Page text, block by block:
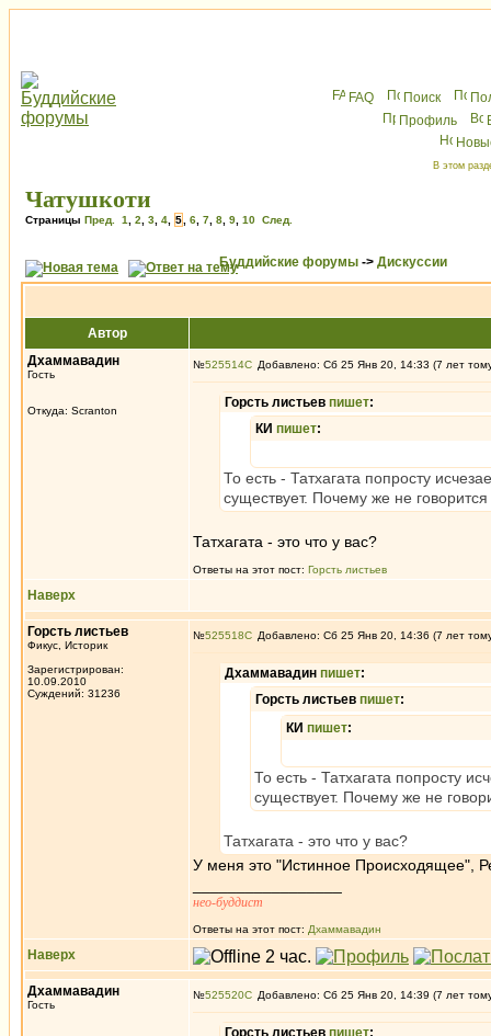
FAQ Поиск
Профиль
В этом
Чатушкоти
Страницы Пред. 1 2 3 4 5 6 7 8 9 10 След.
Буддийские форумы -> Дискуссии
Автор
Дхаммавадин
Гость
Откуда: Scranton
№525514 Добавлено: Сб 25 Янв 20, 14:33 (7 лет
Горсть листьев пишет:
КИ пишет:
То есть - Татхагата попросту
существует. Почему же не
Татхагата - это что у вас?
Ответы на этот пост: Горсть листьев
Наверх
Горсть листьев
Фикус, Историк
Зарегистрирован:
10.09.2010
Суждений: 31236
№525518 Добавлено: Сб 25 Янв 20, 14:36 (7 лет
Дхаммавадин пишет:
Горсть листьев пишет:
КИ пишет:
То есть - Татхагата попросту
существует. Почему же не
Татхагата - это что у вас?
У меня это "Истинное Происходящее",
нео-буддист
Ответы на этот пост: Дхаммавадин
Наверх
Дхаммавадин
Гость
№525520 Добавлено: Сб 25 Янв 20, 14:39 (7 лет
Горсть листьев пишет: